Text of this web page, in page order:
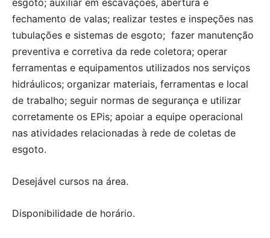
fechamento de valas; realizar testes e inspeções nas
tubulações e sistemas de esgoto; fazer manutenção
preventiva e corretiva da rede coletora; operar
ferramentas e equipamentos utilizados nos serviços
hidráulicos; organizar materiais, ferramentas e local
de trabalho; seguir normas de segurança e utilizar
corretamente os EPis; apoiar a equipe operacional
nas atividades relacionadas à rede de coletas de
esgoto.
Desejável cursos na área.
Disponibilidade de horário.